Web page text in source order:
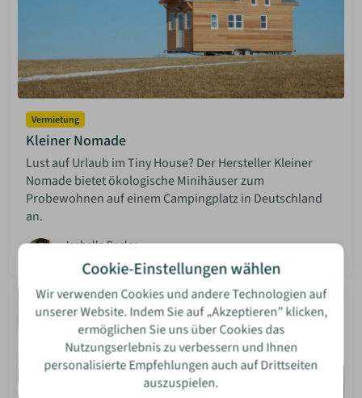
Vermietung
Kleiner Nomade
Lust auf Urlaub im Tiny House? Der Hersteller Kleiner
Nomade bietet ökologische Minihäuser zum
Probewohnen auf einem Campingplatz in Deutschland
an.
Isabella Bosler
08 Jun 2026
Cookie-Einstellungen wählen
Wir verwenden Cookies und andere Technologien auf
unserer Website. Indem Sie auf „Akzeptieren” klicken,
ermöglichen Sie uns über Cookies das
Nutzungserlebnis zu verbessern und Ihnen
personalisierte Empfehlungen auch auf Drittseiten
auszuspielen.